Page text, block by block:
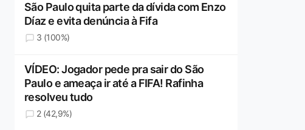
São Paulo quita parte da dívida com Enzo
Díaz e evita denúncia à Fifa
3 (100%)
VÍDEO: Jogador pede pra sair do São
Paulo e ameaça ir até a FIFA! Rafinha
resolveu tudo
2 (42,9%)